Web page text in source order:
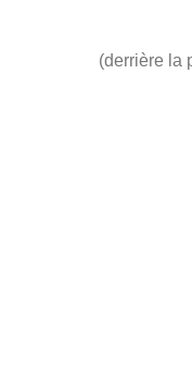
(derrière la